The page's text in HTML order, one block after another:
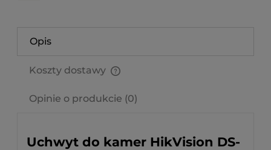
Opis
Koszty dostawy
Opinie o produkcie (0)
Uchwyt do kamer HikVision DS-